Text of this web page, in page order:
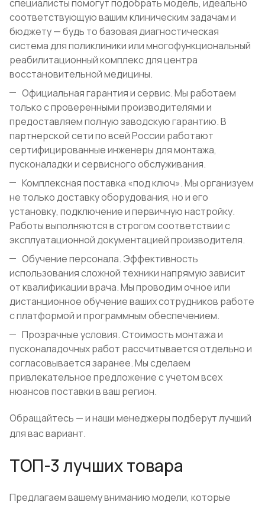
специалисты помогут подобрать модель, идеально
соответствующую вашим клиническим задачам и
бюджету — будь то базовая диагностическая
система для поликлиники или многофункциональный
реабилитационный комплекс для центра
восстановительной медицины.
Официальная гарантия и сервис. Мы работаем
только с проверенными производителями и
предоставляем полную заводскую гарантию. В
партнерской сети по всей России работают
сертифицированные инженеры для монтажа,
пусконаладки и сервисного обслуживания.
Комплексная поставка «под ключ». Мы организуем
не только доставку оборудования, но и его
установку, подключение и первичную настройку.
Работы выполняются в строгом соответствии с
эксплуатационной документацией производителя.
Обучение персонала. Эффективность
использования сложной техники напрямую зависит
от квалификации врача. Мы проводим очное или
дистанционное обучение ваших сотрудников работе
с платформой и программным обеспечением.
Прозрачные условия. Стоимость монтажа и
пусконаладочных работ рассчитывается отдельно и
согласовывается заранее. Мы сделаем
привлекательное предложение с учетом всех
нюансов поставки в ваш регион.
Обращайтесь — и наши менеджеры подберут лучший
для вас вариант.
ТОП-3 лучших товара
Предлагаем вашему вниманию модели, которые